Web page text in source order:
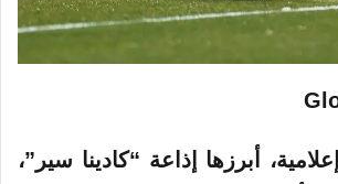
أبرزها إذاعة “كادينا سير”،